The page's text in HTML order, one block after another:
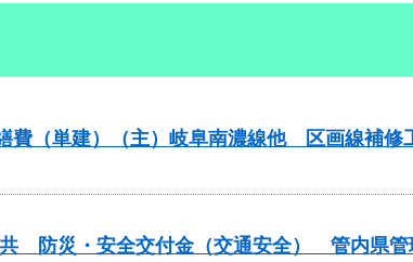
（単建）（主）岐阜南濃線他 区画線補修
共 防災・安全交付金（交通安全） 管内県